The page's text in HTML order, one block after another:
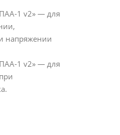
1 v2» — для
напряжении
1 v2» — для